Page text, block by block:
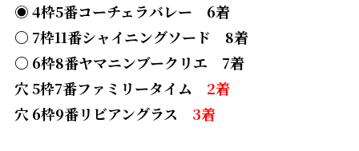
◉ 4枠5番コーチェラバレー 6着
〇 7枠11番シャイニングソード 8着
〇 6枠8番ヤマニンブークリエ 7着
穴 5枠7番ファミリータイム 2着
穴 6枠9番リビアングラス 3着